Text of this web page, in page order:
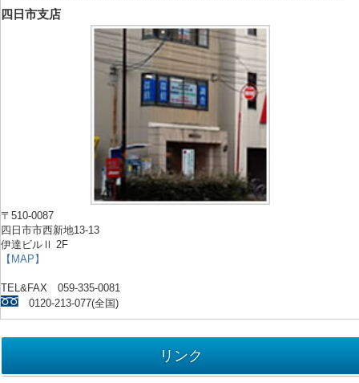
四日市支店
〒510-0087
四日市市西新地13-13
伊達ビルⅡ 2F
【MAP】
TEL&FAX 059-335-0081
0120-213-077(全国)
リンク